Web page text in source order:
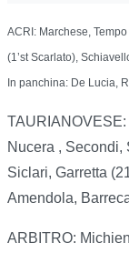
ACRI: Marchese,
(1’st Scarlato),
In panchina: De Lucia,
TAURIANOVESE:
Nucera , Secondi,
Siclari, Garretta
Amendola,
ARBITRO: